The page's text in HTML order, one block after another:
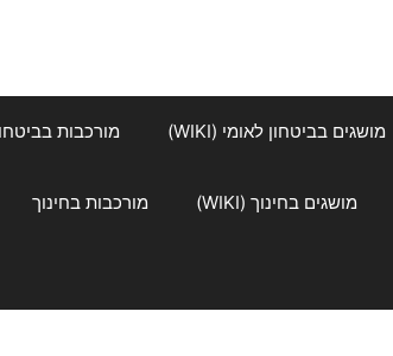
מושגים בביטחון לאומי (WIKI) מורכבות
מושגים בחינוך (WIKI) מורכבות בחינוך